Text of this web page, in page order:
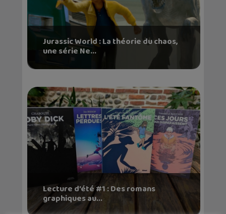
Jurassic World : La théorie du chaos,
une série Ne...
Lecture d’été #1 : Des romans
graphiques au...